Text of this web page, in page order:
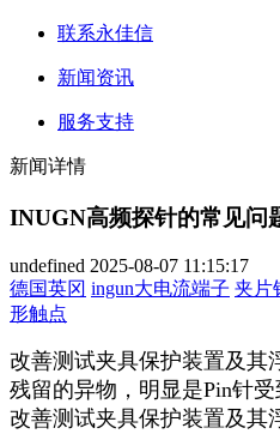
联系永佳信
新闻资讯
服务支持
新闻详情
INUGN高频探针的常见问
undefined 2025-08-07 11:15:17
德国英冈 ingun​大电流端子 夹片
形触点
改善测试夹具保护装置及其
残留的异物，明显是Pin针
改善测试夹具保护装置及其